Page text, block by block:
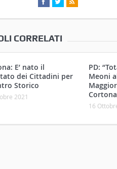
CORRELATI
E’ nato il
dei Cittadini per
Storico
2021
PD:
Meoni
16